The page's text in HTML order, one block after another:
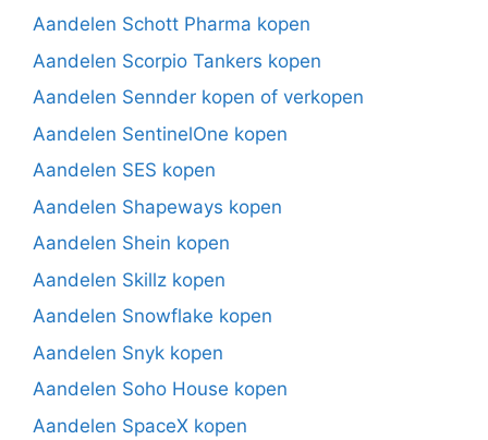
Aandelen Schott Pharma kopen
Aandelen Scorpio Tankers kopen
Aandelen Sennder kopen of verkopen
Aandelen SentinelOne kopen
Aandelen SES kopen
Aandelen Shapeways kopen
Aandelen Shein kopen
Aandelen Skillz kopen
Aandelen Snowflake kopen
Aandelen Snyk kopen
Aandelen Soho House kopen
Aandelen SpaceX kopen